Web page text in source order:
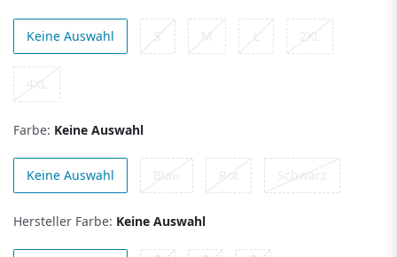
Keine Auswahl S M L 2XL
4XL
Farbe: Keine Auswahl
Keine Auswahl Blau Rot Schwarz
Hersteller Farbe: Keine Auswahl